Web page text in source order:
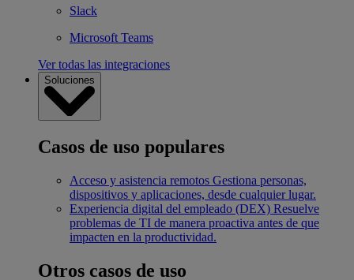
Slack
Microsoft Teams
Ver todas las integraciones
Soluciones
Casos de uso populares
Acceso y asistencia remotos Gestiona personas,
dispositivos y aplicaciones, desde cualquier lugar.
Experiencia digital del empleado (DEX) Resuelve
problemas de TI de manera proactiva antes de que
impacten en la productividad.
Otros casos de uso